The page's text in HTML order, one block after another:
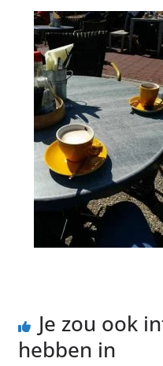
Je zou ook
hebben in